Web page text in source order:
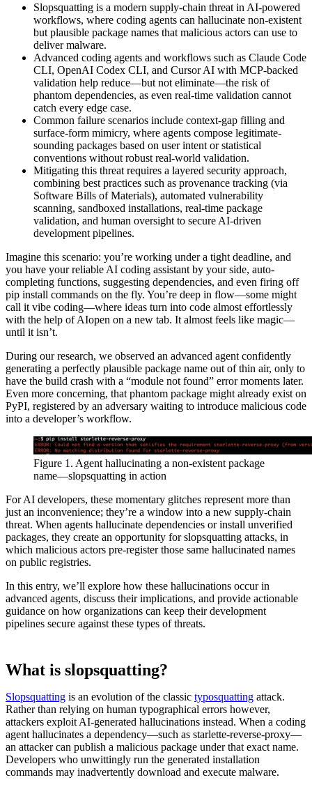
Slopsquatting is a modern supply-chain threat in AI-powered
workflows, where coding agents can hallucinate non-existent
but plausible package names that malicious actors can use to
deliver malware.
Advanced coding agents and workflows such as Claude Code
CLI, OpenAI Codex CLI, and Cursor AI with MCP-backed
validation help reduce—but not eliminate—the risk of
phantom dependencies, as even real-time validation cannot
catch every edge case.
Common failure scenarios include context-gap filling and
surface-form mimicry, where agents compose legitimate-
sounding packages based on user intent or statistical
conventions without robust real-world validation.
Mitigating this threat requires a layered security approach,
combining best practices such as provenance tracking (via
Software Bills of Materials), automated vulnerability
scanning, sandboxed installations, real-time package
validation, and human oversight to secure AI-driven
development pipelines.
Imagine this scenario: you’re working under a tight deadline, and
you have your reliable AI coding assistant by your side, auto-
completing functions, suggesting dependencies, and even firing off
pip install commands on the fly. You’re deep in flow—some might
call it vibe coding—where ideas turn into code almost effortlessly
with the help of AIopen on a new tab. It almost feels like magic—
until it isn’t.
During our research, we observed an advanced agent confidently
generating a perfectly plausible package name out of thin air, only to
have the build crash with a “module not found” error moments later.
Even more concerning, that phantom package might already exist on
PyPI, registered by an adversary waiting to introduce malicious code
into a developer’s workflow.
Figure 1. Agent hallucinating a non-existent package
name—slopsquatting in action
For AI developers, these momentary glitches represent more than
just an inconvenience; they’re a window into a new supply-chain
threat. When agents hallucinate dependencies or install unverified
packages, they create an opportunity for slopsquatting attacks, in
which malicious actors pre-register those same hallucinated names
on public registries.
In this entry, we’ll explore how these hallucinations occur in
advanced agents, discuss their implications, and provide actionable
guidance on how organizations can keep their development
pipelines secure against these types of threats.
What is slopsquatting?
Slopsquatting is an evolution of the classic typosquatting attack.
Rather than relying on human typographical errors however,
attackers exploit AI-generated hallucinations instead. When a coding
agent hallucinates a dependency—such as starlette-reverse-proxy—
an attacker can publish a malicious package under that exact name.
Developers who unwittingly run the generated installation
commands may inadvertently download and execute malware.